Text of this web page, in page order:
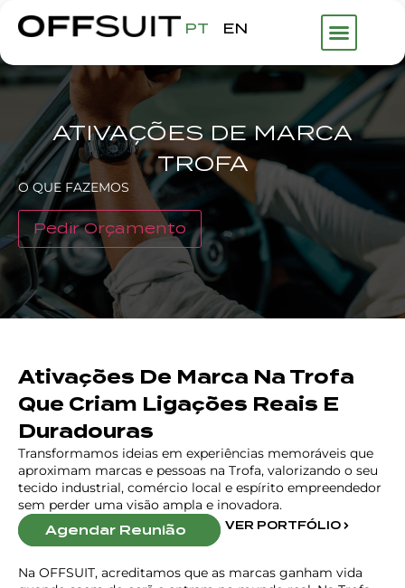
PT EN
ATIVAÇÕES DE MARCA
TROFA
O QUE FAZEMOS
Pedir Orçamento
Ativações De Marca Na Trofa
Que Criam Ligações Reais E
Duradouras
Transformamos ideias em experiências memoráveis que
aproximam marcas e pessoas na Trofa, valorizando o seu
tecido industrial, comércio local e espírito empreendedor
sem perder uma visão ampla e inovadora.
Agendar Reunião VER PORTFÓLIO
Na OFFSUIT, acreditamos que as marcas ganham vida